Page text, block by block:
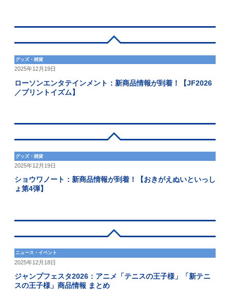
グッズ・雑貨
2025年12月19日
ローソンエンタテインメント：新商品情報が到着！【JF2026
／プリントイズム】
グッズ・雑貨
2025年12月19日
ショウワノート：新商品情報が到着！【おきがえぬいといっし
ょ第4弾】
ニュース・イベント
2025年12月18日
ジャンプフェスタ2026：アニメ「テニスの王子様」「新テニ
スの王子様」商品情報 まとめ